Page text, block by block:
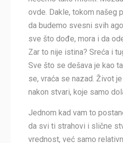
ovde. Dakle, tokom našeg
da budemo svesni svih
sve što dođe, mora i da
Zar to nije istina? Sreća i
Sve što se dešava je kao
se, vraća se nazad. Život
nakon stvari, koje samo
Jednom kad vam to
da svi ti strahovi i slične
vrednost, već samo